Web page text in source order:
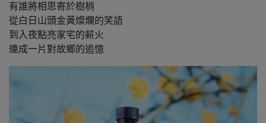
有誰將相思寄於樹梢
從白日山頭金黃燦爛的笑語
到入夜點亮家宅的薪火
連成一片對故鄉的追憶